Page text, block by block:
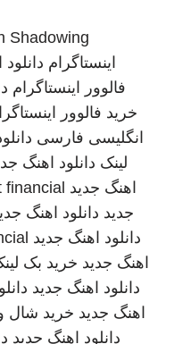
Shadowing
اینستاگرام
فالوور اینستاگرام
خرید فالوور
انگلیسی فارسی
لینک دانلود اهنگ
اهنگ جدید
جدید دانلود اهنگ
دانلود اهنگ جدید
اهنگ جدید خرید بک
دانلود اهنگ جدید
اهنگ جدید خرید شال
دانلود اهنگ جدید